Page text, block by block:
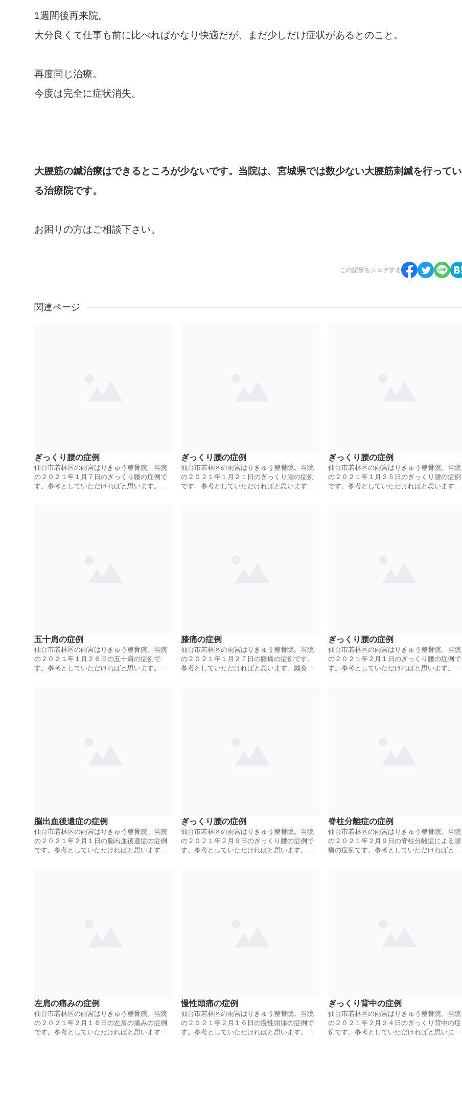
1週間後再来院。
大分良くて仕事も前に比べればかなり快適だが、まだ少しだけ症状があるとのこと。
再度同じ治療。
今度は完全に症状消失。
大腰筋の鍼治療はできるところが少ないです。当院は、宮城県では数少ない大腰筋刺鍼を行ってい
る治療院です。
お困りの方はご相談下さい。
この記事をシェアする
関連ページ
ぎっくり腰の症例
仙台市若林区の雨宮はりきゅう整骨院。当院
の２０２１年１月７日のぎっくり腰の症例で
す。参考としていただければと思います。鍼
ぎっくり腰の症例
仙台市若林区の雨宮はりきゅう整骨院。当院
の２０２１年１月２１日のぎっくり腰の症例
です。参考としていただければと思います。
ぎっくり腰の症例
仙台市若林区の雨宮はりきゅう整骨院。当院
の２０２１年１月２５日のぎっくり腰の症例
です。参考としていただければと思います。
五十肩の症例
仙台市若林区の雨宮はりきゅう整骨院。当院
の２０２１年１月２６日の五十肩の症例で
す。参考としていただければと思います。鍼
膝痛の症例
仙台市若林区の雨宮はりきゅう整骨院。当院
の２０２１年１月２７日の膝痛の症例です。
参考としていただければと思います。鍼灸と
ぎっくり腰の症例
仙台市若林区の雨宮はりきゅう整骨院。当院
の２０２１年２月１日のぎっくり腰の症例で
す。参考としていただければと思います。鍼
脳出血後遺症の症例
仙台市若林区の雨宮はりきゅう整骨院。当院
の２０２１年２月１日の脳出血後遺症の症例
です。参考としていただければと思います。
ぎっくり腰の症例
仙台市若林区の雨宮はりきゅう整骨院。当院
の２０２１年２月９日のぎっくり腰の症例で
す。参考としていただければと思います。鍼
脊柱分離症の症例
仙台市若林区の雨宮はりきゅう整骨院。当院
の２０２１年２月９日の脊柱分離症による腰
痛の症例です。参考としていただければと思
左肩の痛みの症例
仙台市若林区の雨宮はりきゅう整骨院。当院
の２０２１年２月１６日の左肩の痛みの症例
です。参考としていただければと思います。
慢性頭痛の症例
仙台市若林区の雨宮はりきゅう整骨院。当院
の２０２１年２月１６日の慢性頭痛の症例で
す。参考としていただければと思います。鍼
ぎっくり背中の症例
仙台市若林区の雨宮はりきゅう整骨院。当院
の２０２１年２月２４日のぎっくり背中の症
例です。参考としていただければと思いま